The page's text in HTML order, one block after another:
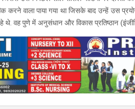
करने वाला पाया गया था जिसके बाद उन्हें उस
थे. वह पुणे में अनुसंधान और विकास प्रतिष्ठान